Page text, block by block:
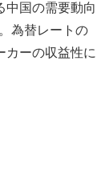
中国の需要動向
為替レートの
カーの収益性に